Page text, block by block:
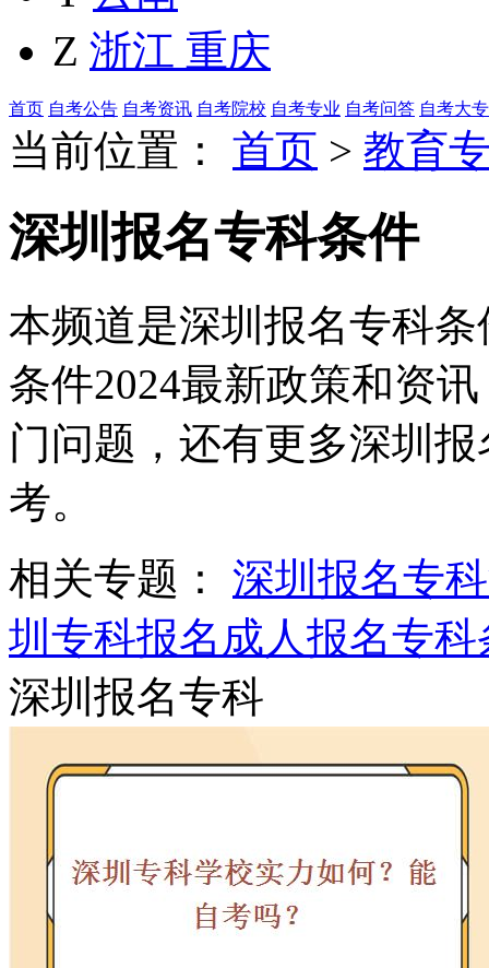
Z 浙江 重庆
首页 自考公告 自考资讯 自考院校 自考专业 自考问答 自考大专
当前位置： 首页 > 教育
深圳报名专科条件
本频道是深圳报名专科
条件2024最新政策和资
门问题，还有更多深圳
考。
相关专题：
深圳报名专科
圳专科报名 成人报名专科
深圳报名专科